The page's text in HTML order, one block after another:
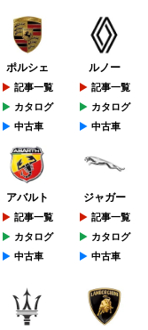
ポルシェ
記事一覧
カタログ
中古車
ルノー
記事一覧
カタログ
中古車
アバルト
記事一覧
カタログ
中古車
ジャガー
記事一覧
カタログ
中古車